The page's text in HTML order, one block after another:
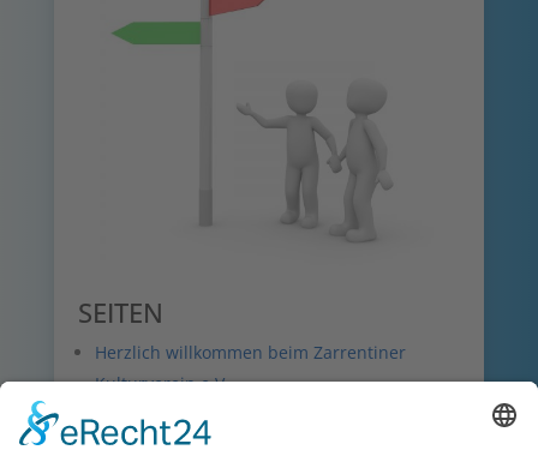
SEITEN
Herzlich willkommen beim Zarrentiner
Kulturverein e.V.
Programm
Karten